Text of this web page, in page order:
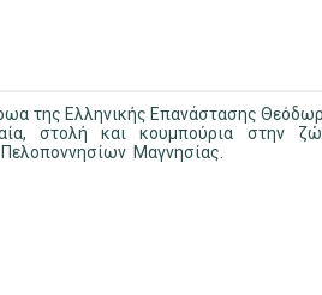
της Ελληνικής Επανάστασης
στολή και κουμπούρια στην
Μαγνησίας.